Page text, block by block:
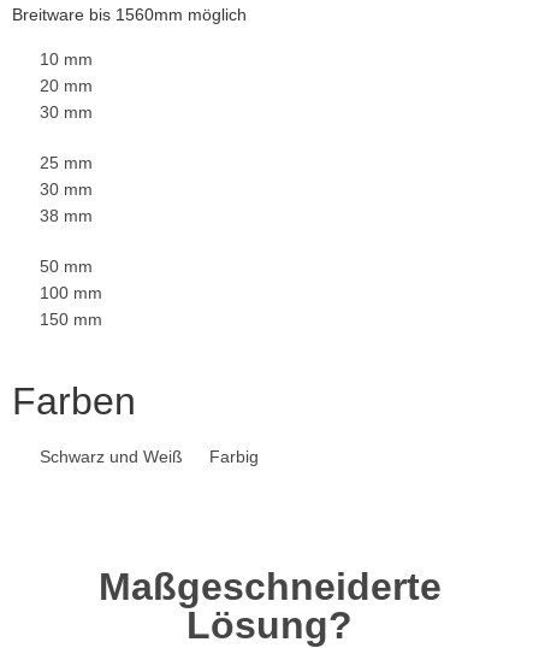
Breitware bis 1560mm möglich
10 mm
20 mm
30 mm
25 mm
30 mm
38 mm
50 mm
100 mm
150 mm
Farben
Schwarz und Weiß Farbig
Maßgeschneiderte
Lösung?​